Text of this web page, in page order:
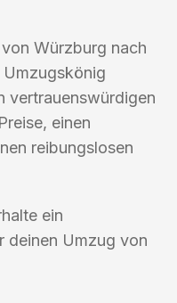
Würzburg nach
vertrauenswürdigen
einen
reibungslosen
ein
deinen Umzug von